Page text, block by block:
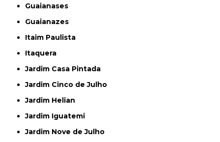
Guaianases
Guaianazes
Itaim Paulista
Itaquera
Jardim Casa Pintada
Jardim Cinco de Julho
Jardim Helian
Jardim Iguatemi
Jardim Nove de Julho